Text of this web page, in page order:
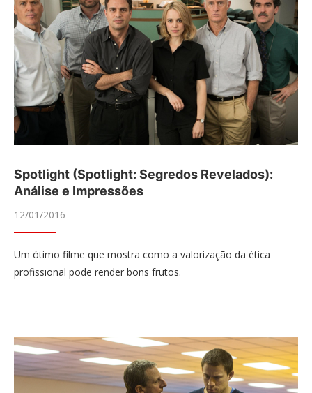
Spotlight (Spotlight: Segredos Revelados):
Análise e Impressões
12/01/2016
Um ótimo filme que mostra como a valorização da ética
profissional pode render bons frutos.